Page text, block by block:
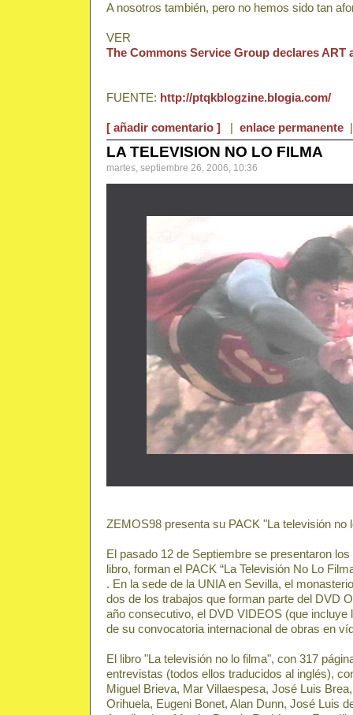
A nosotros también, pero no hemos sido tan
VER
The Commons Service Group declares ART
FUENTE: http://ptqkblogzine.blogia.com/
[ añadir comentario ] | enlace permanente
LA TELEVISION NO LO FILMA
martes, septiembre 26, 2006, 10:36
ZEMOS98 presenta su PACK "La televisión no
El pasado 12 de Septiembre se presentaron
libro, forman el PACK “La Televisión No Lo
. En la sede de la UNIA en Sevilla, el
dos de los trabajos que forman parte del DVD
año consecutivo, el DVD VIDEOS (que
de su convocatoria internacional de obras en
El libro "La televisión no lo filma", con 317
entrevistas (todos ellos traducidos al inglés),
Miguel Brieva, Mar Villaespesa, José Luis
Orihuela, Eugeni Bonet, Alan Dunn, José Luis